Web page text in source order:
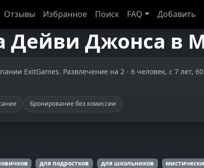
Отзывы Избранное Поиск FAQ Добавить
Дейви Джонса в
ExitGames. Развлечение на 2 - 6 человек, с 7 лет,
Бронирование без комиссии
для подростков для школьников